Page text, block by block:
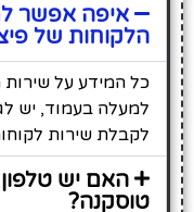
איפה אפשר
הלקוחות של
כל המידע על
למעלה בעמוד, יש
לקבלת שירות
האם יש
טוסקנה?